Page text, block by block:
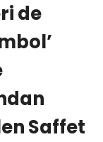
de
Saffet